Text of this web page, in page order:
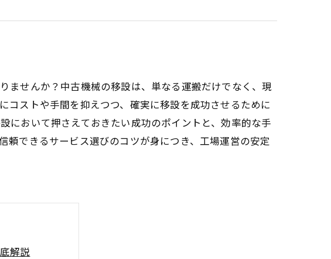
ませんか？中古機械の移設は、単なる運搬だけでなく、現
ストや手間を抑えつつ、確実に移設を成功させるために
において押さえておきたい成功のポイントと、効率的な手
できるサービス選びのコツが身につき、工場運営の安定
解説